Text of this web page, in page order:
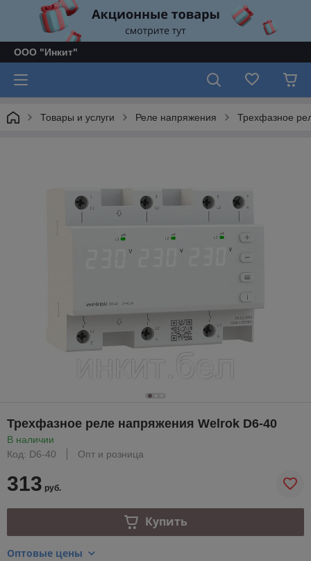
ООО "Инкит"
Товары и услуги Реле напряжения Трехфазное
Трехфазное реле напряжения Welrok D6-40
В наличии
Код: D6-40
Опт и розница
313 руб.
Купить
Оптовые цены